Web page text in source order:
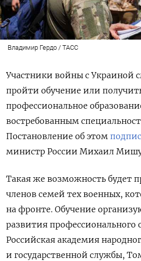
Владимир Гердо / ТАСС
Участники войны с Украиной
пройти обучение или
профессиональное
востребованным
Постановление об этом
министр России Михаил
Такая же возможность будет
членов семей тех военных,
на фронте. Обучение
развития профессионального
Российская академия
и государственной службы,